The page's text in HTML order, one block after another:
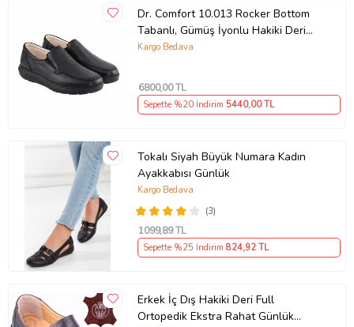
Dr. Comfort 10.013 Rocker Bottom
Tabanlı, Gümüş İyonlu Hakiki Deri
Erkek Ayakkabısı
Kargo Bedava
6800,00 TL
Sepette %20 İndirim 5440,00 TL
Tokalı Siyah Büyük Numara Kadın
Ayakkabısı Günlük
(3)
Kargo Bedava
1099,89 TL
Sepette %25 İndirim 824,92 TL
Erkek İç Dış Hakiki Deri Full
Ortopedik Ekstra Rahat Günlük